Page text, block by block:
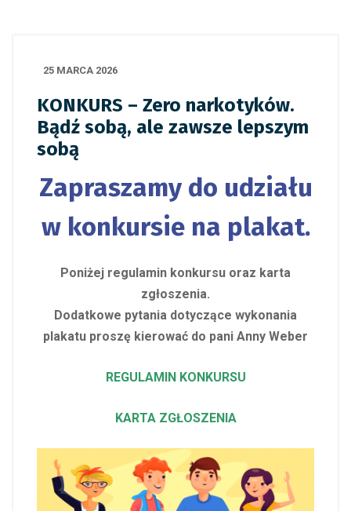
25 MARCA 2026
KONKURS – Zero narkotyków.
Bądź sobą, ale zawsze lepszym
sobą
Zapraszamy do udziału
w konkursie na plakat.
Poniżej regulamin konkursu oraz karta
zgłoszenia.
Dodatkowe pytania dotyczące wykonania
plakatu proszę kierować do pani Anny Weber
REGULAMIN KONKURSU
KARTA ZGŁOSZENIA